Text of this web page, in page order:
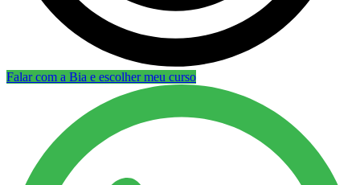
Falar com a Bia e escolher meu curso